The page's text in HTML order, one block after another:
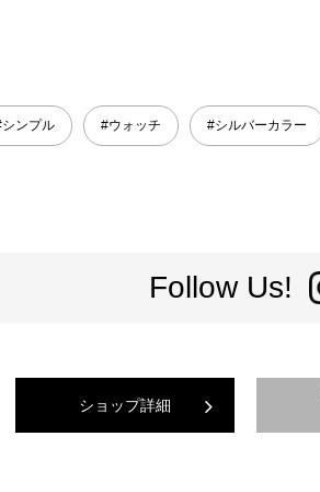
ンプル #ウォッチ #シルバーカラー
Follow Us!
ショップ詳細